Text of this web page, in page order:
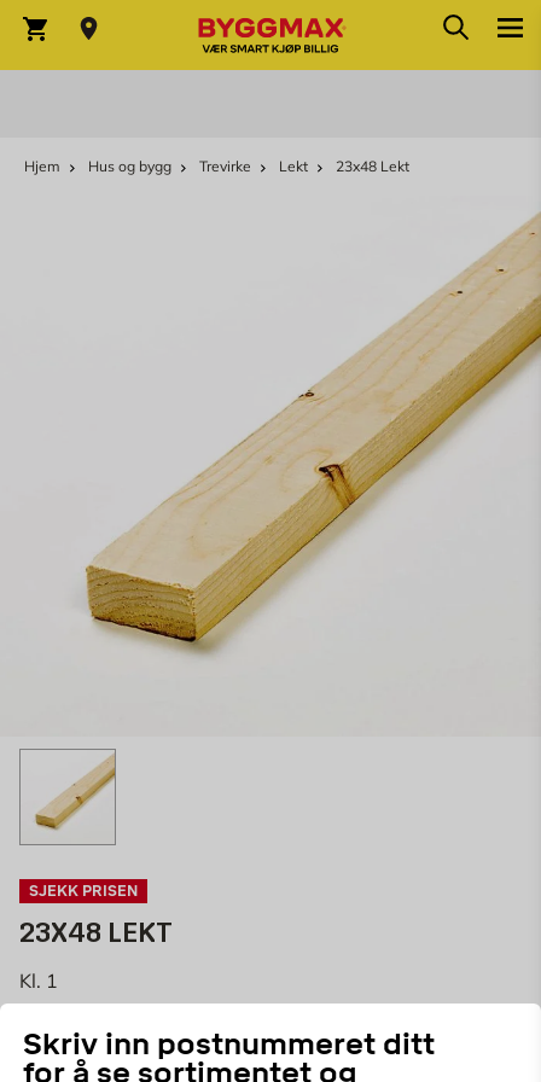
Skriv inn postnummeret ditt
for å se sortimentet og
Varekurv Søk
Hjem Hus og bygg Trevirke Lekt 23x48 Lekt
SJEKK PRISEN
23X48 LEKT
Kl. 1
ART.NR:08123048